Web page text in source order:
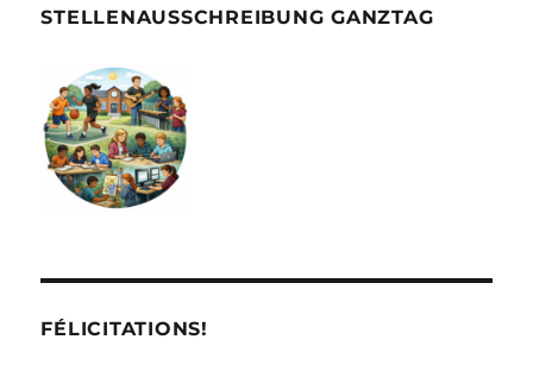
STELLENAUSSCHREIBUNG GANZTAG
FÉLICITATIONS!